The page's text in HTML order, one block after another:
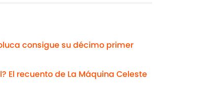
consigue su décimo primer
El recuento de La Máquina Celeste